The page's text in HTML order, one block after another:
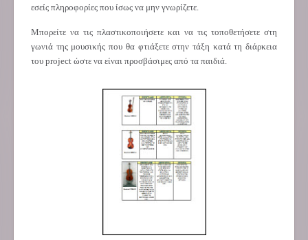
εσείς πληροφορίες που ίσως να μην γνωρίζετε.
Μπορείτε να τις πλαστικοποιήσετε και να τις τοποθετήσετε στη
γωνιά της μουσικής που θα φτιάξετε στην τάξη κατά τη διάρκεια
του project ώστε να είναι προσβάσιμες από τα παιδιά.